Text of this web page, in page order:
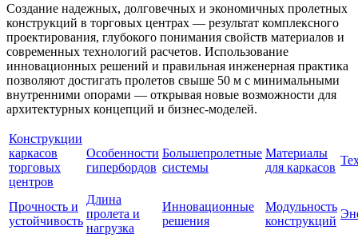
Создание надежных, долговечных и экономичных пролетных
конструкций в торговых центрах — результат комплексного
проектирования, глубокого понимания свойств материалов и
современных технологий расчетов. Использование
инновационных решений и правильная инженерная практика
позволяют достигать пролетов свыше 50 м с минимальными
внутренними опорами — открывая новые возможности для
архитектурных концепций и бизнес-моделей.
Конструкции
каркасов
торговых
центров
Особенности
гипербордов
Большепролетные
системы
Материалы
для каркасов
Прочность и
устойчивость
Длина
пролета и
нагрузка
Инновационные
решения
Модульность
конструкций